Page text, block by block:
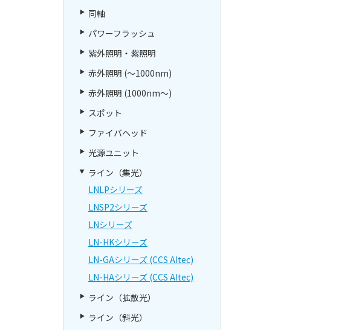
同軸
パワーフラッシュ
紫外照明・紫照明
赤外照明 (～1000nm)
赤外照明 (1000nm～)
スポット
ファイバヘッド
光源ユニット
ライン（集光）
LNLPシリーズ
LNSP2シリーズ
LNシリーズ
LN-HKシリーズ
LN-GAシリーズ (CCS AItec)
LN-HAシリーズ (CCS AItec)
ライン（拡散光）
ライン（斜光）